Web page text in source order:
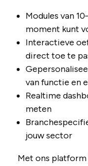
Modules van
moment kunt
Interactieve
direct toe te
van functie en
Realtime
meten
jouw sector
Met ons platform